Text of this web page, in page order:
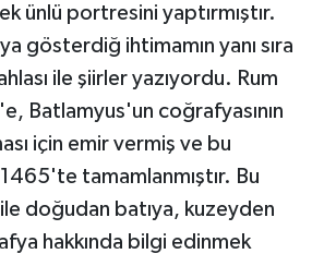
ünlü portresini yaptırmıştır.
gösterdiğ ihtimamın yanı sıra
ile şiirler yazıyordu. Rum
Batlamyus'un coğrafyasının
için emir vermiş ve bu
tamamlanmıştır. Bu
doğudan batıya, kuzeyden
hakkında bilgi edinmek